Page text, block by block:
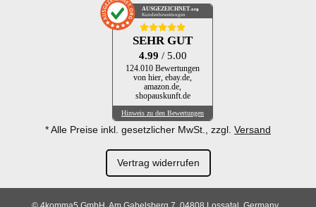
AUSGEZEICHNET .org
Kundenbewertungen
SEHR GUT
4.99 / 5.00
124.010 Bewertungen
von hier, ebay.de,
amazon.de,
shopauskunft.de
Hinweis zu den Bewertungen
* Alle Preise inkl. gesetzlicher MwSt., zzgl. Versand
Vertrag widerrufen